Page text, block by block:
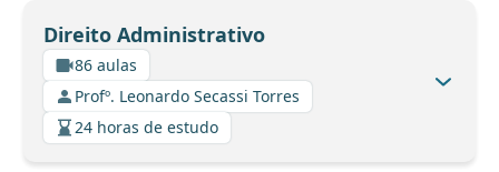
Direito Administrativo
86 aulas
Profº. Leonardo Secassi Torres
24 horas de estudo